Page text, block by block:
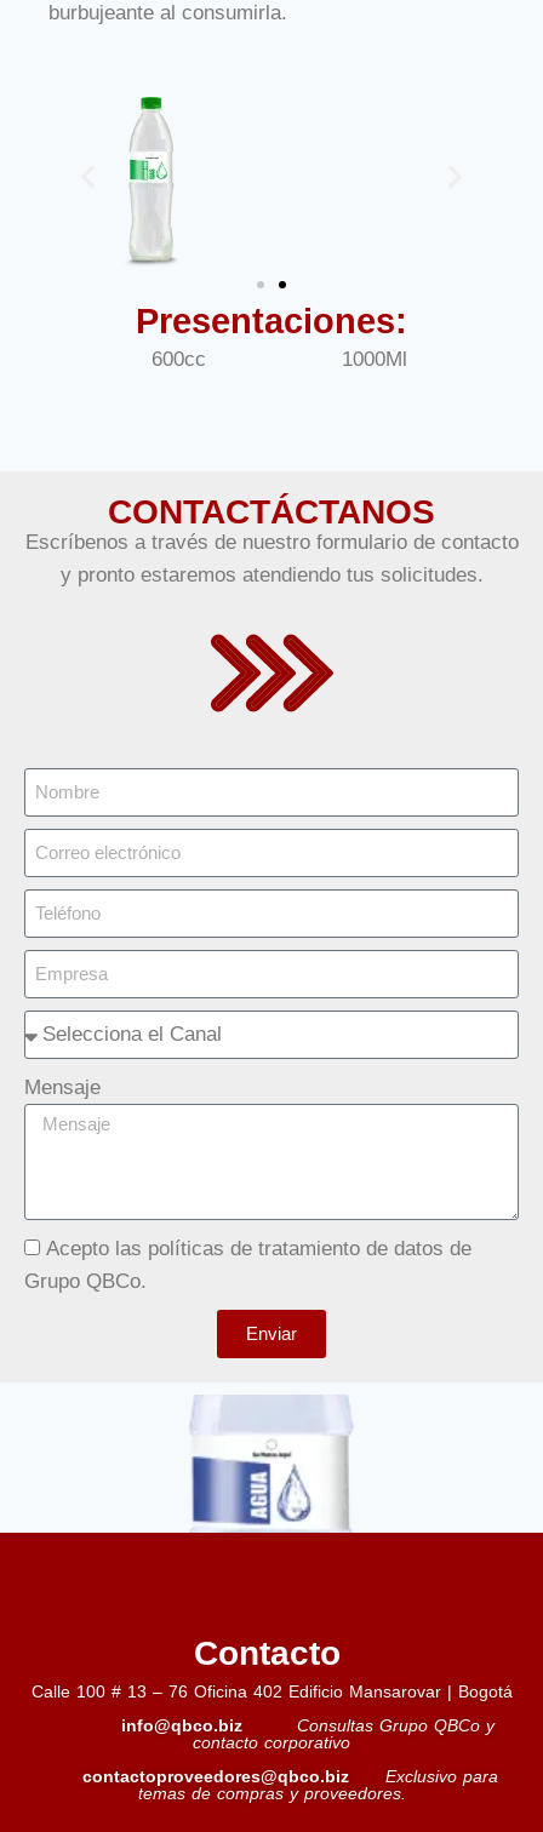
burbujeante al consumirla.
Presentaciones:
600cc 1000Ml
CONTACTÁCTANOS
Escríbenos a través de nuestro formulario de contacto
y pronto estaremos atendiendo tus solicitudes.
Mensaje
Acepto las políticas de tratamiento de datos de
Grupo QBCo.
Enviar
Agua
Contacto
Calle 100 # 13 – 76 Oficina 402 Edificio Mansarovar | Bogotá
info@qbco.biz
Consultas Grupo QBCo y
contacto corporativo
contactoproveedores@qbco.biz
Exclusivo para
temas de compras y proveedores.